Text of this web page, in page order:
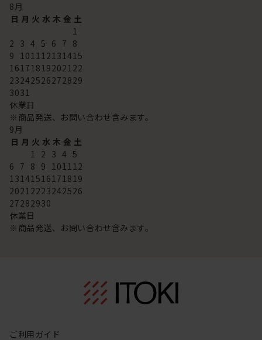
8月
日 月 火 水 木 金 土
1
2 3 4 5 6 7 8
9 101112131415
16171819202122
23242526272829
3031
休業日
※商品発送、お問い合わせ含みます。
9月
日 月 火 水 木 金 土
1 2 3 4 5
6 7 8 9 101112
13141516171819
20212223242526
27282930
休業日
※商品発送、お問い合わせ含みます。
ご利用ガイド